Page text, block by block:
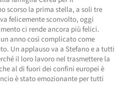
scorso la prima stella, a soli tre
felicemente sconvolto, oggi
ci rende ancora più felici.
anno così complicato come
Un applauso va a Stefano e a tutti
il loro lavoro nel trasmettere la
al di fuori dei confini europei è
è stato emozionante per tutti